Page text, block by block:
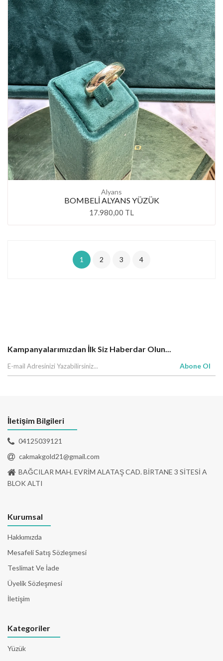
Alyans
BOMBELİ ALYANS YÜZÜK
17.980,00 TL
1 2 3 4
Kampanyalarımızdan İlk Siz Haberdar Olun...
Abone Ol
İletişim Bilgileri
04125039121
cakmakgold21@gmail.com
BAĞCILAR MAH. EVRİM ALATAŞ CAD. BİRTANE 3 SİTESİ A
BLOK ALTI
Kurumsal
Hakkımızda
Mesafeli Satış Sözleşmesi
Teslimat Ve İade
Üyelik Sözleşmesi
İletişim
Kategoriler
Yüzük